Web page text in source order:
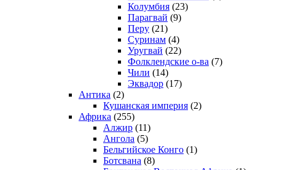
Колумбия (23)
Парагвай (9)
Перу (21)
Суринам (4)
Уругвай (22)
Фолклендские о-ва (7)
Чили (14)
Эквадор (17)
Антика (2)
Кушанская империя (2)
Африка (255)
Алжир (11)
Ангола (5)
Бельгийское Конго (1)
Ботсвана (8)